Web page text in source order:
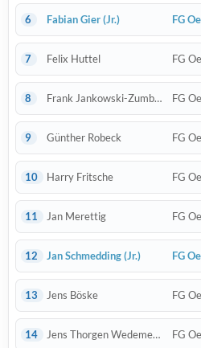
6 Fabian Gier(Jr.)
7 Felix Huttel
8 Frank Jankowski-Zumbrink
9 Günther Robeck
10 Harry Fritsche
11 Jan Merettig
12 Jan Schmedding(Jr.)
13 Jens Böske
14 Jens Thorgen Wedemeyer